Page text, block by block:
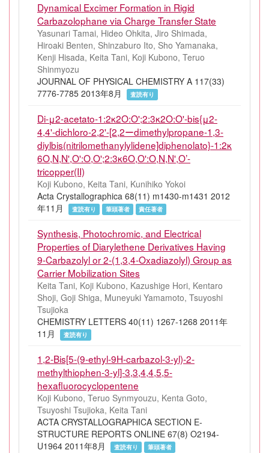
Dynamical Excimer Formation in Rigid
Carbazolophane via Charge Transfer State
Yasunari Tamai, Hideo Ohkita, Jiro Shimada,
Hiroaki Benten, Shinzaburo Ito, Sho Yamanaka,
Kenji Hisada, Keita Tani, Koji Kubono, Teruo
Shinmyozu
JOURNAL OF PHYSICAL CHEMISTRY A 117(33)
7776-7785 2013年8月
査読有り
Di-μ2-acetato-1:2κ2O:O';2:3κ2O:O'-bis{μ2-
4,4'-dichloro-2,2'-[2,2ーdimethylpropane-1,3-
diylbis(nitrilomethanylylidene]diphenolato}-1:2κ
6O,N,N',O':O,O';2:3κ6O,O':O,N,N',O’-
tricopper(II)
Koji Kubono, Keita Tani, Kunihiko Yokoi
Acta Crystallographica 68(11) m1430-m1431 2012
年11月
査読有り 筆頭著者 責任著者
Synthesis, Photochromic, and Electrical
Properties of Diarylethene Derivatives Having
9-Carbazolyl or 2-(1,3,4-Oxadiazolyl) Group as
Carrier Mobilization Sites
Keita Tani, Koji Kubono, Kazushige Hori, Kentaro
Shoji, Goji Shiga, Muneyuki Yamamoto, Tsuyoshi
Tsujioka
CHEMISTRY LETTERS 40(11) 1267-1268 2011年
11月
査読有り
1,2-Bis[5-(9-ethyl-9H-carbazol-3-yl)-2-
methylthiophen-3-yl]-3,3,4,4,5,5-
hexafluorocyclopentene
Koji Kubono, Teruo Synmyouzu, Kenta Goto,
Tsuyoshi Tsujioka, Keita Tani
ACTA CRYSTALLOGRAPHICA SECTION E-
STRUCTURE REPORTS ONLINE 67(8) O2194-
U1964 2011年8月
査読有り 筆頭著者